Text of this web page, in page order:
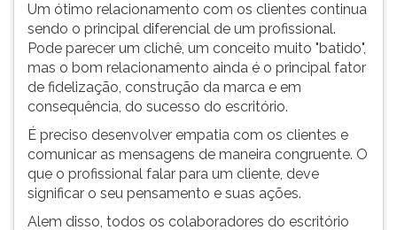
Um ótimo relacionamento com os clientes continua
sendo o principal diferencial de um profissional.
Pode parecer um clichê, um conceito muito "batido",
mas o bom relacionamento ainda é o principal fator
de fidelização, construção da marca e em
consequência, do sucesso do escritório.
É preciso desenvolver empatia com os clientes e
comunicar as mensagens de maneira congruente. O
que o profissional falar para um cliente, deve
significar o seu pensamento e suas ações.
Alem disso, todos os colaboradores do escritório